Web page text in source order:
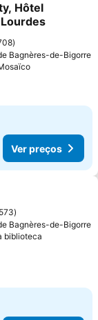
favoritos
Hôtel
Bagnères-de-Bigorre
Ver preços
Ver preços
favoritos
Bagnères-de-Bigorre
biblioteca